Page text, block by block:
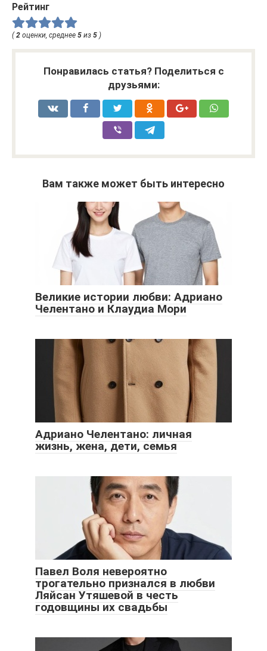
Рейтинг
(2 оценки, среднее 5 из 5 )
Понравилась статья? Поделиться с
друзьями:
Вам также может быть интересно
Великие истории любви: Адриано
Челентано и Клаудиа Мори
Адриано Челентано: личная
жизнь, жена, дети, семья
Павел Воля невероятно
трогательно признался в любви
Ляйсан Утяшевой в честь
годовщины их свадьбы